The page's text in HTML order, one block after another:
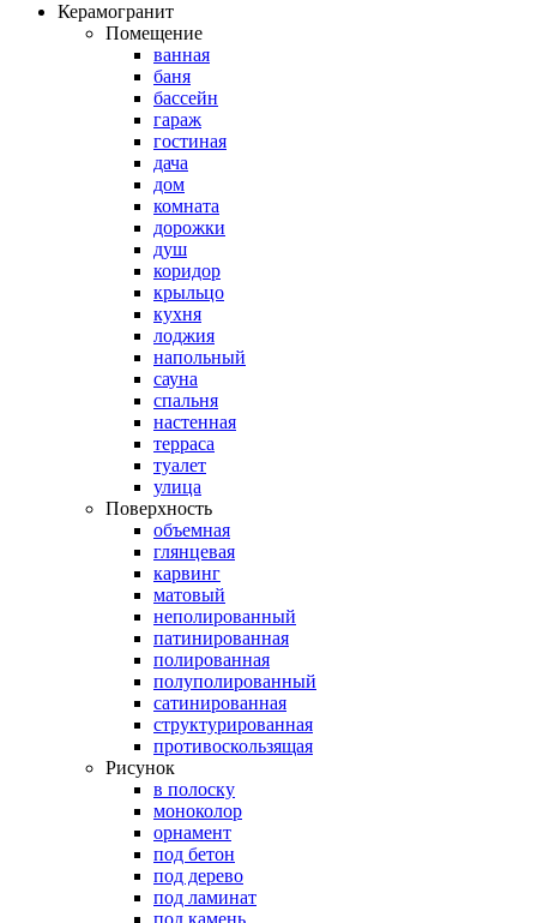
Керамогранит
Помещение
ванная
баня
бассейн
гараж
гостиная
дача
дом
комната
дорожки
душ
коридор
крыльцо
кухня
лоджия
напольный
сауна
спальня
настенная
терраса
туалет
улица
Поверхность
объемная
глянцевая
карвинг
матовый
неполированный
патинированная
полированная
полуполированный
сатинированная
структурированная
противоскользящая
Рисунок
в полоску
моноколор
орнамент
под бетон
под дерево
под ламинат
под камень